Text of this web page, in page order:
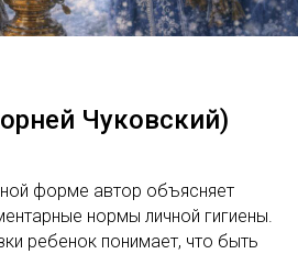
Чуковский)
форме автор объясняет
нормы личной гигиены.
ребенок понимает, что быть